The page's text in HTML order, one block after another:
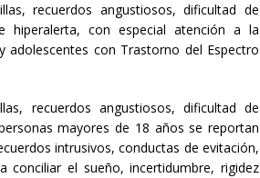
recuerdos angustiosos, dificultad de
hiperalerta, con especial atención a la
adolescentes con Trastorno del Espectro
recuerdos angustiosos, dificultad de
mayores de 18 años se reportan
intrusivos, conductas de evitación,
conciliar el sueño, incertidumbre, rigidez